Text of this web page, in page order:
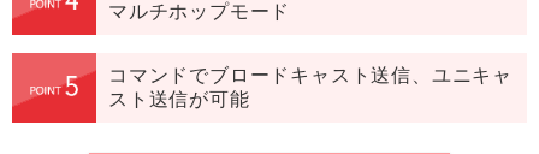
マルチホップモード
コマンドでブロードキャスト送信、ユニキャ
スト送信が可能